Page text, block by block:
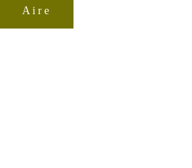
Aire